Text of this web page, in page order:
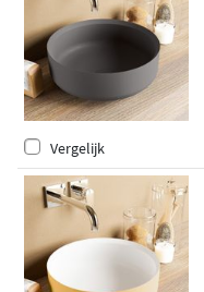
Vergelijk